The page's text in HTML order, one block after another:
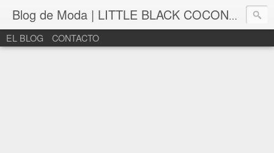
Blog de Moda | LITTLE BLACK COCONUT | Bloguera de moda en León
EL BLOG CONTACTO